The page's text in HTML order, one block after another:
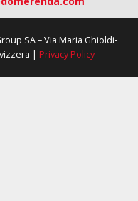
SA – Via Maria Ghioldi-
| Privacy Policy